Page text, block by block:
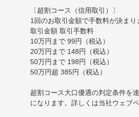
〔超割コース（信用取引）〕
1回のお取引金額で手数料が決まり
取引金額 取引手数料
10万円まで 99円（税込）
20万円まで 148円（税込）
50万円まで 198円（税込）
50万円超 385円（税込）
超割コース大口優遇の判定条件を
になります。詳しくは当社ウェブ